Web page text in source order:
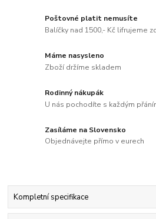
Poštovné platit nemusíte
Balíčky nad 1500,- Kč lifrujeme
Máme nasysleno
Zboží držíme skladem
Rodinný nákupák
U nás pochodíte s každým
Zasíláme na Slovensko
Objednávejte přímo v eurech
Kompletní specifikace